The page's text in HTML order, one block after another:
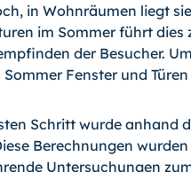
in Wohnräumen liegt
im Sommer führt
der Besucher.
Sommer Fenster und
Schritt wurde anhand
Berechnungen
Untersuchungen